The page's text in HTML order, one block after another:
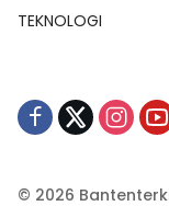
TEKNOLOGI
© 2026